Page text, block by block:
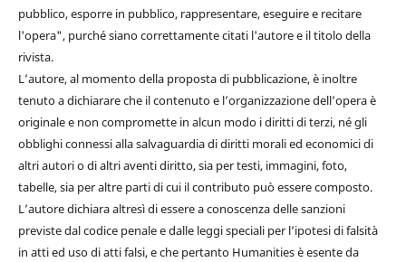
pubblico, esporre in pubblico, rappresentare, eseguire e recitare
l'opera", purché siano correttamente citati l'autore e il titolo della
rivista.
L’autore, al momento della proposta di pubblicazione, è inoltre
tenuto a dichiarare che il contenuto e l’organizzazione dell’opera è
originale e non compromette in alcun modo i diritti di terzi, né gli
obblighi connessi alla salvaguardia di diritti morali ed economici di
altri autori o di altri aventi diritto, sia per testi, immagini, foto,
tabelle, sia per altre parti di cui il contributo può essere composto.
L’autore dichiara altresì di essere a conoscenza delle sanzioni
previste dal codice penale e dalle leggi speciali per l’ipotesi di falsità
in atti ed uso di atti falsi, e che pertanto Humanities è esente da